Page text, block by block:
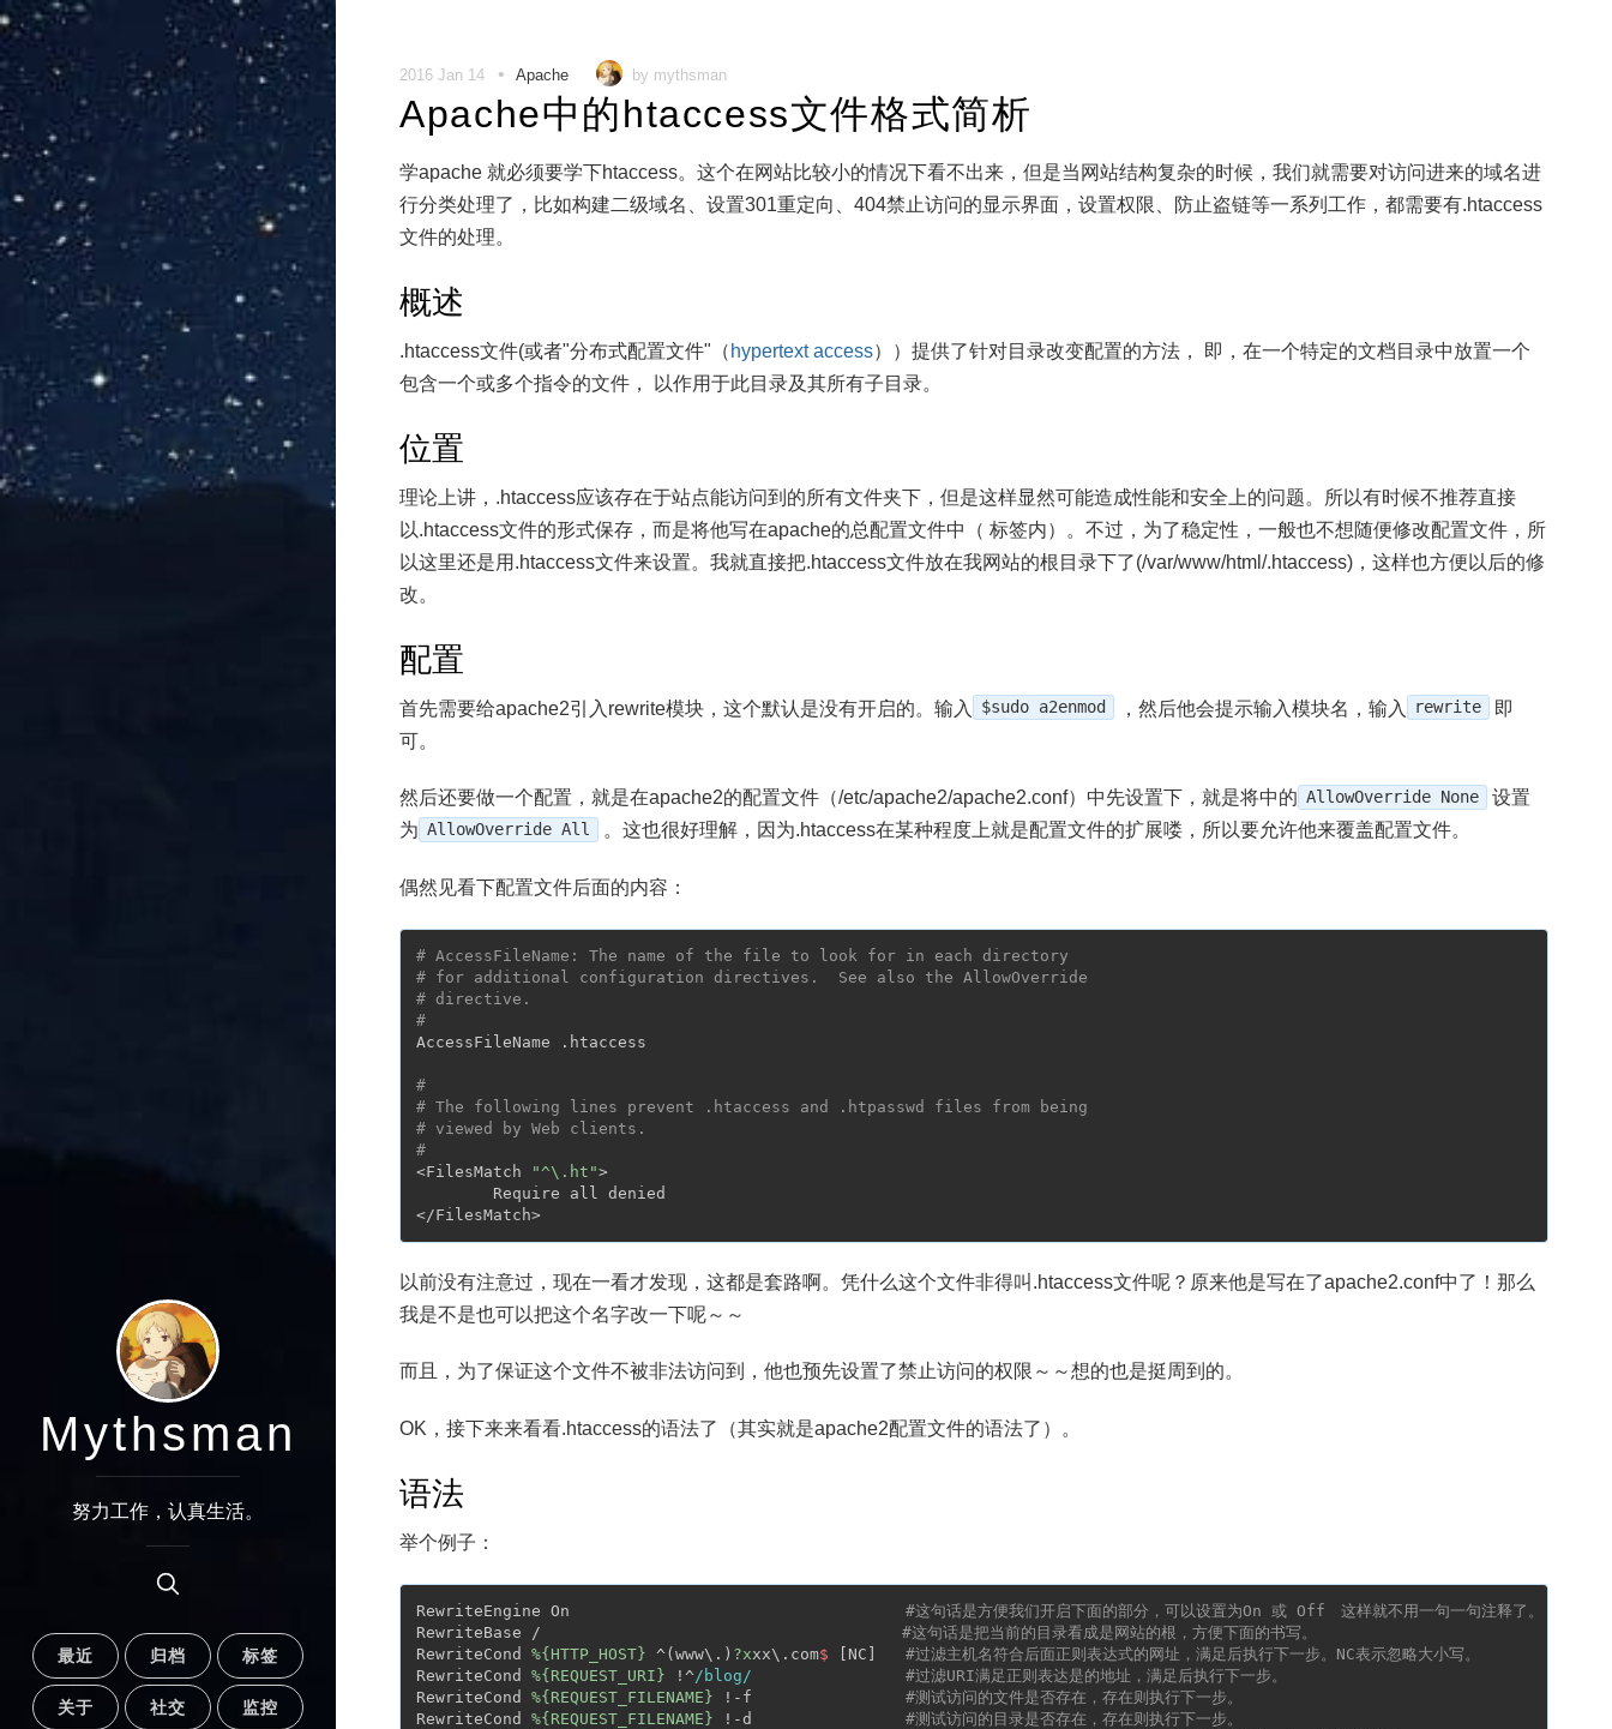
Mythsman
努力工作，认真生活。
最近 归档 标签
关于 社交 监控
2016 Jan 14 • Apache by mythsman
Apache中的htaccess文件格式简析
学apache 就必须要学下htaccess。这个在网站比较小的情况下看不出来，但是当网站结构复杂的时候，我们就需要对访问进来的域名进
行分类处理了，比如构建二级域名、设置301重定向、404禁止访问的显示界面，设置权限、防止盗链等一系列工作，都需要有.htaccess
文件的处理。
概述
.htaccess文件(或者"分布式配置文件"（ hypertext access））提供了针对目录改变配置的方法， 即，在一个特定的文档目录中放置一个
包含一个或多个指令的文件， 以作用于此目录及其所有子目录。
位置
理论上讲，.htaccess应该存在于站点能访问到的所有文件夹下，但是这样显然可能造成性能和安全上的问题。所以有时候不推荐直接
以.htaccess文件的形式保存，而是将他写在apache的总配置文件中（ 标签内）。不过，为了稳定性，一般也不想随便修改配置文件，所
以这里还是用.htaccess文件来设置。我就直接把.htaccess文件放在我网站的根目录下了(/var/www/html/.htaccess)，这样也方便以后的修
改。
配置
首先需要给apache2引入rewrite模块，这个默认是没有开启的。输入 $sudo a2enmod ，然后他会提示输入模块名，输入 rewrite
即
可。
然后还要做一个配置，就是在apache2的配置文件（/etc/apache2/apache2.conf）中先设置下，就是将中的 AllowOverride None
设置
为 AllowOverride All 。这也很好理解，因为.htaccess在某种程度上就是配置文件的扩展喽，所以要允许他来覆盖配置文件。
偶然见看下配置文件后面的内容：
# AccessFileName: The name of the file to look for in each directory
# for additional configuration directives.  See also the AllowOverride
# directive.
#
AccessFileName .htaccess
#
# The following lines prevent .htaccess and .htpasswd files from being
# viewed by Web clients.
#
<FilesMatch
"^\.ht">
        Require all denied
以前没有注意过，现在一看才发现，这都是套路啊。凭什么这个文件非得叫.htaccess文件呢？原来他是写在了apache2.conf中了！那么
我是不是也可以把这个名字改一下呢～～
而且，为了保证这个文件不被非法访问到，他也预先设置了禁止访问的权限～～想的也是挺周到的。
OK，接下来来看看.htaccess的语法了（其实就是apache2配置文件的语法了）。
语法
举个例子：
RewriteEngine On #这句话是方便我们开启下面的部分，可以设置为On 或 Off　这样就不用一句一句注释了。
RewriteBase / #这句话是把当前的目录看成是网站的根，方便下面的书写。
RewriteCond %{HTTP_HOST} ^(www\.) ?xxx\.com$ [NC] #过滤主机名符合后面正则表达式的网址，满足后执行下一步。NC表示忽略大小写。
RewriteCond %{REQUEST_URI} !^ /blog/
#过滤URI满足正则表达是的地址，满足后执行下一步。
RewriteCond %{REQUEST_FILENAME} !-f #测试访问的文件是否存在，存在则执行下一步。
RewriteCond %{REQUEST_FILENAME} !-d #测试访问的目录是否存在，存在则执行下一步。